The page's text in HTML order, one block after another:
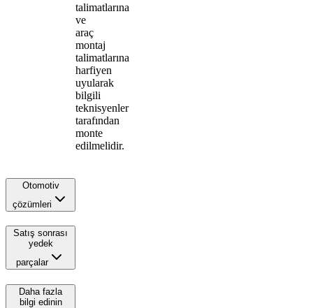
talimatlarına
ve
araç
montaj
talimatlarına
harfiyen
uyularak
bilgili
teknisyenler
tarafından
monte
edilmelidir.
Otomotiv
çözümleri
Satış sonrası
yedek
parçalar
Daha fazla
bilgi edinin